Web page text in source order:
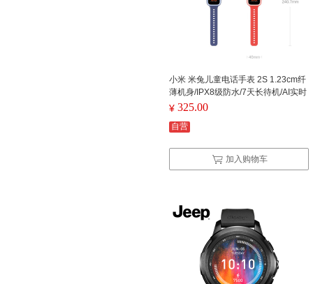
小米 米兔儿童电话手表 2S 1.23cm纤
薄机身/IPX8级防水/7天长待机/AI实时
定位（单位：个）颜色可备注
¥ 325.00
自营
加入购物车